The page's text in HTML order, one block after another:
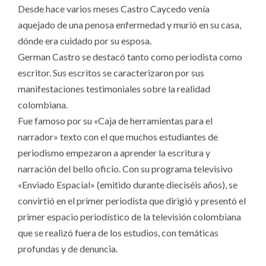
Desde hace varios meses Castro Caycedo venía
aquejado de una penosa enfermedad y murió en su casa,
dónde era cuidado por su esposa.
German Castro se destacó tanto como periodista como
escritor. Sus escritos se caracterizaron por sus
manifestaciones testimoniales sobre la realidad
colombiana.
Fue famoso por su «Caja de herramientas para el
narrador» texto con el que muchos estudiantes de
periodismo empezaron a aprender la escritura y
narración del bello oficio. Con su programa televisivo
«Enviado Espacial» (emitido durante dieciséis años), se
convirtió en el primer periodista que dirigió y presentó el
primer espacio periodístico de la televisión colombiana
que se realizó fuera de los estudios, con temáticas
profundas y de denuncia.